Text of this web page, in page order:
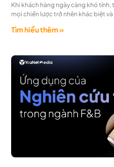
Khi khách hàng ngày càng khó
mọi chiến lược trở nhên khác biệt
Tìm hiểu thêm »